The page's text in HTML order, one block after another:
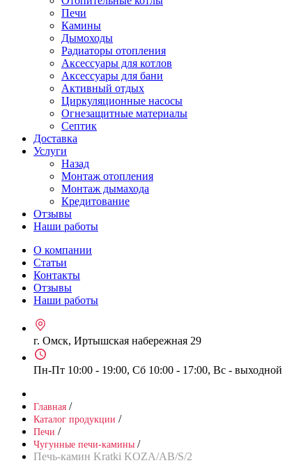
Печи
Камины
Дымоходы
Радиаторы отопления
Аксессуары для котлов
Аксессуары для бани
Активный отдых
Циркуляционные насосы
Огнезащитные материалы
Септик
Доставка
Услуги
Назад
Монтаж отопления
Монтаж дымахода
Кредитование
Отзывы
Наши работы
О компании
Статьи
Контакты
Отзывы
Наши работы
г. Омск, Иртышская набережная 29
Пн-Пт 10:00 - 19:00, Сб 10:00 - 17:00, Вс - выходной
Главная /
Каталог продукции /
Печи /
Чугунные печи-камины /
Печь-камин Kratki KOZA/AB/S/2